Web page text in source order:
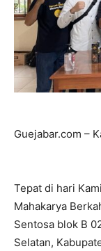
Guejabar.com –
Tepat di hari
Mahakarya
Sentosa blok B
Selatan,